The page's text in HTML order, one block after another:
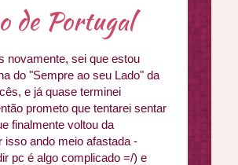
de Portugal
novamente, sei que estou
do "Sempre ao seu Lado" da
e já quase terminei
prometo que tentarei sentar
finalmente voltou da
ando meio afastada -
pc é algo complicado =/) e